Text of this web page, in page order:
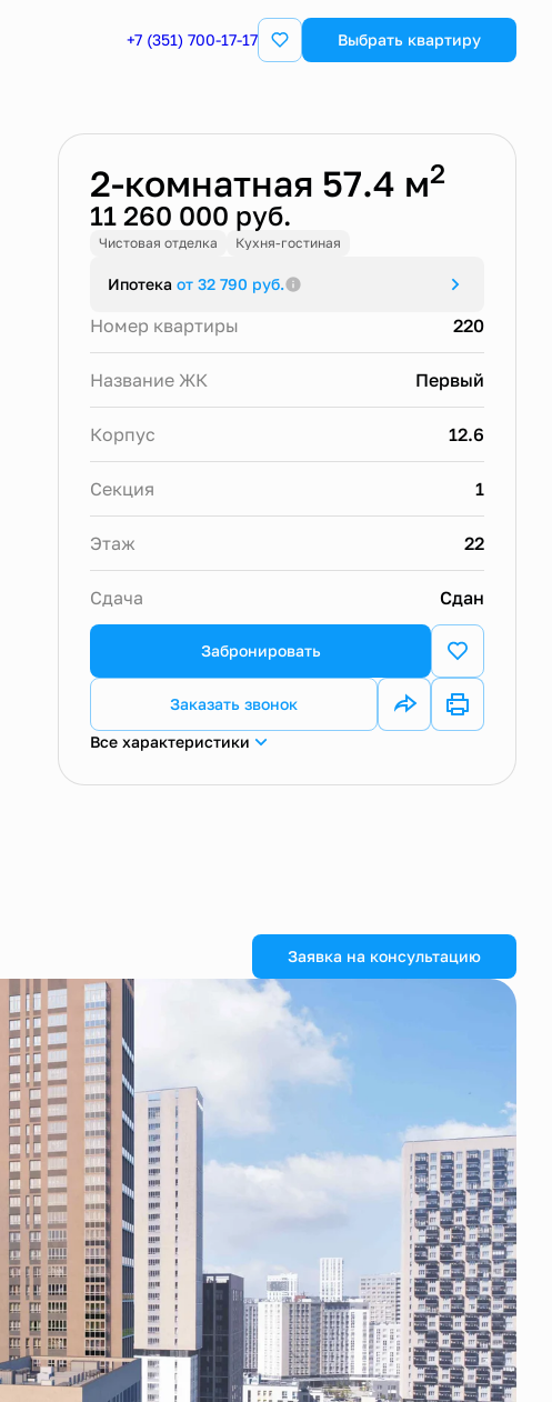
+7 (351) 700-17-17 Выбрать квартиру
Забронировать
2-комнатная 57.4 м2
11 260 000 руб.
Чистовая отделка Кухня-гостиная
Ипотека от 32 790 руб.
Номер квартиры 220
Название ЖК Первый
Корпус 12.6
Секция 1
Этаж 22
Сдача Сдан
Забронировать
Заказать звонок
Все характеристики
Заявка на консультацию